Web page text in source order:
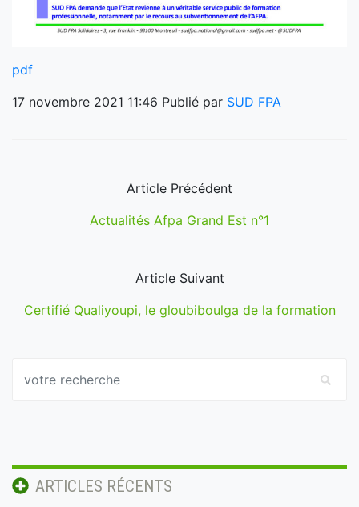
pdf
17 novembre 2021 11:46 Publié par SUD FPA
Article Précédent
Actualités Afpa Grand Est n°1
Article Suivant
Certifié Qualiyoupi, le gloubiboulga de la formation
ARTICLES RÉCENTS